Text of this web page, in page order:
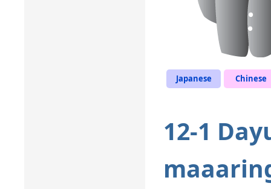
Japanese Chinese
12-1